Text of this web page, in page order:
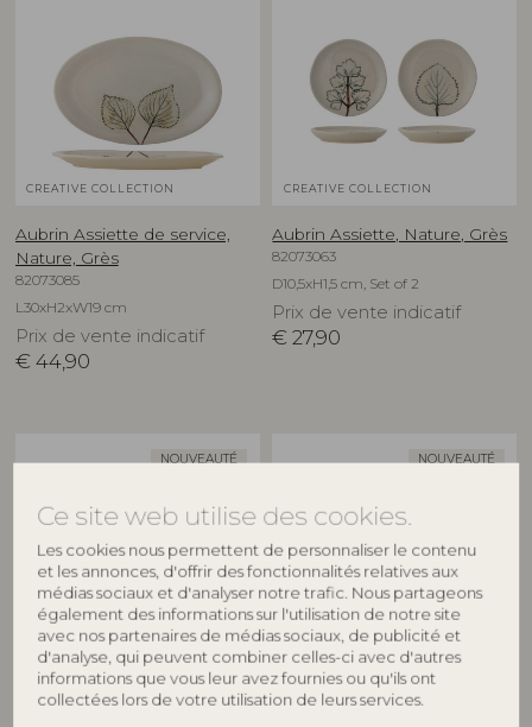
Ce site web utilise des cookies.
Les cookies nous permettent de personnaliser le contenu
et les annonces, d'offrir des fonctionnalités relatives aux
médias sociaux et d'analyser notre trafic. Nous partageons
également des informations sur l'utilisation de notre site
avec nos partenaires de médias sociaux, de publicité et
d'analyse, qui peuvent combiner celles-ci avec d'autres
informations que vous leur avez fournies ou qu'ils ont
collectées lors de votre utilisation de leurs services.
CREATIVE COLLECTION
Aubrin Assiette de service,
Nature, Grès
82073085
L30xH2xW19 cm
Prix de vente indicatif
€ 44,90
CREATIVE COLLECTION
Aubrin Assiette, Nature, Grès
82073063
D10,5xH1,5 cm, Set of 2
Prix de vente indicatif
€ 27,90
NOUVEAUTÉ
CREATIVE COLLECTION
Aubrin Assiette, Nature, Grès
NOUVEAUTÉ
CREATIVE COLLECTION
Aubrin Assiette, Nature, Grès